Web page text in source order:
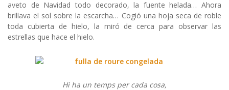
aveto de Navidad todo decorado, la fuente helada… Ahora
brillava el sol sobre la escarcha… Cogió una hoja seca de roble
toda cubierta de hielo, la miró de cerca para observar las
estrellas que hace el hielo.
Hi ha un temps per cada cosa,